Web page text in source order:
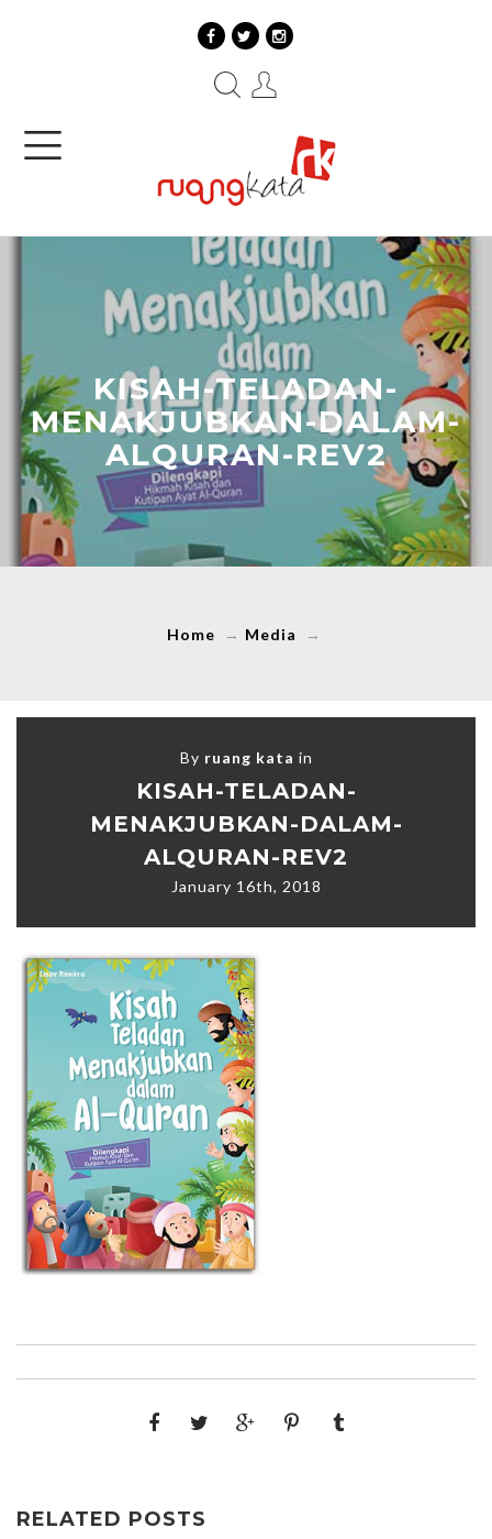
KISAH-TELADAN-
MENAKJUBKAN-DALAM-
ALQURAN-REV2
Home → Media →
By ruang kata in
KISAH-TELADAN-
MENAKJUBKAN-DALAM-
ALQURAN-REV2
January 16th, 2018
RELATED POSTS